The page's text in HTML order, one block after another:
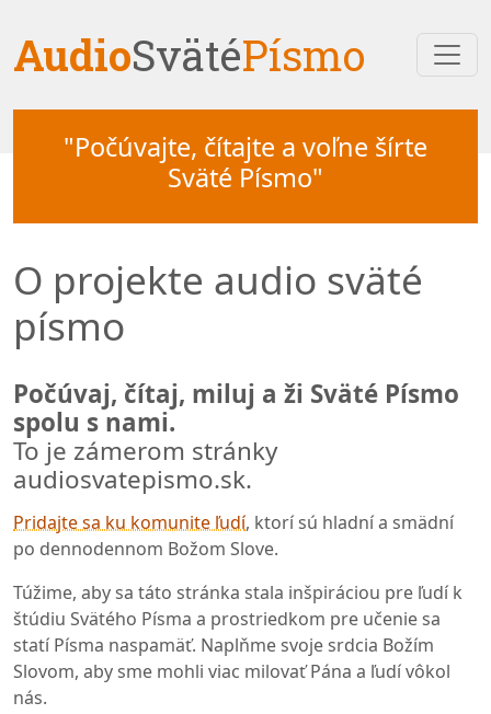
AudioSvätéPísmo
"Počúvajte, čítajte a voľne šírte
Sväté Písmo"
O projekte audio sväté
písmo
Počúvaj, čítaj, miluj a ži Sväté Písmo
spolu s nami.
To je zámerom stránky
audiosvatepismo.sk.
Pridajte sa ku komunite ľudí, ktorí sú hladní a smädní
po dennodennom Božom Slove.
Túžime, aby sa táto stránka stala inšpiráciou pre ľudí k
štúdiu Svätého Písma a prostriedkom pre učenie sa
statí Písma naspamäť. Naplňme svoje srdcia Božím
Slovom, aby sme mohli viac milovať Pána a ľudí vôkol
nás.